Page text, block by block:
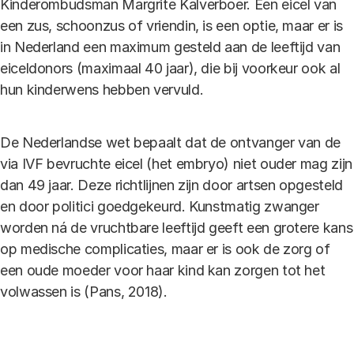
Kinderombudsman Margrite Kalverboer. Een eicel van
een zus, schoonzus of vriendin, is een optie, maar er is
in Nederland een maximum gesteld aan de leeftijd van
eiceldonors (maximaal 40 jaar), die bij voorkeur ook al
hun kinderwens hebben vervuld.
De Nederlandse wet bepaalt dat de ontvanger van de
via IVF bevruchte eicel (het embryo) niet ouder mag zijn
dan 49 jaar. Deze richtlijnen zijn door artsen opgesteld
en door politici goedgekeurd. Kunstmatig zwanger
worden ná de vruchtbare leeftijd geeft een grotere kans
op medische complicaties, maar er is ook de zorg of
een oude moeder voor haar kind kan zorgen tot het
volwassen is (Pans, 2018).